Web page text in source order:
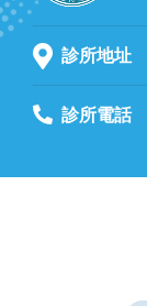
診所地址
診所電話